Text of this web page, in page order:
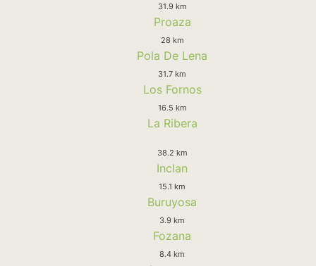
31.9 km
Proaza
28 km
Pola De Lena
31.7 km
Los Fornos
16.5 km
La Ribera
38.2 km
Inclan
15.1 km
Buruyosa
3.9 km
Fozana
8.4 km